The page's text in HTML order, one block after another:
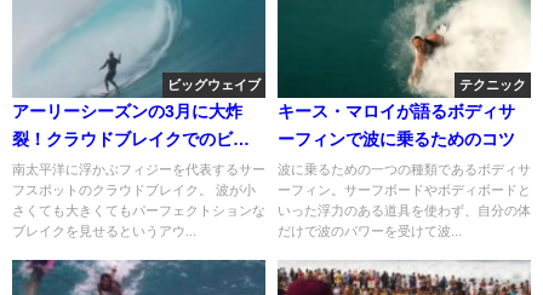
ビッグウェイブ
アーリーシーズンの3月に大炸
裂！クラウドブレイクでのビッ
グバレルサーフ動画
南太平洋に浮かぶフィジーを代表するサー
フスポットのクラウドブレイク。 波が小
さくても大きくてもパーフェクトションな
ブレイクを見せるというアウ...
テクニック
キース・マロイが語るボディサ
ーフィンで波に乗るためのコツ
波に乗るための一つの種類であるボディサ
ーフィン。サーフボードやボディボードと
いった浮力のある道具を使わず、自分の体
だけで波のパワーを受けて波...